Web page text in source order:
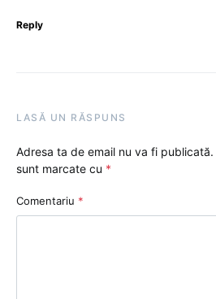
Reply
LASĂ UN RĂSPUNS
Adresa ta de email nu va fi publicată.
sunt marcate cu *
Comentariu *